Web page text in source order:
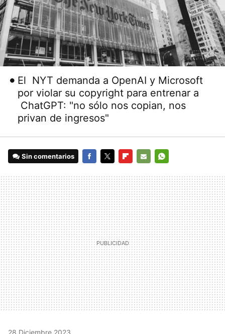
El NYT demanda a OpenAI y Microsoft
por violar su copyright para entrenar a
ChatGPT: "no sólo nos copian, nos
privan de ingresos"
Sin comentarios
MAIL